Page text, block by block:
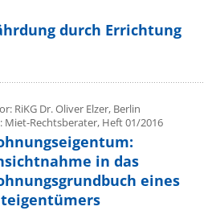
durch Errichtung
RiKG Dr. Oliver Elzer, Berlin
Miet-Rechtsberater, Heft 01/2016
in das
eines